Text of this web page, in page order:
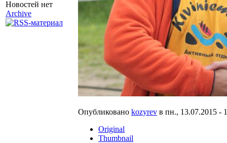
Новостей нет
Archive
Опубликовано kozyrev в пн., 13.07.2015 -
Original
Thumbnail